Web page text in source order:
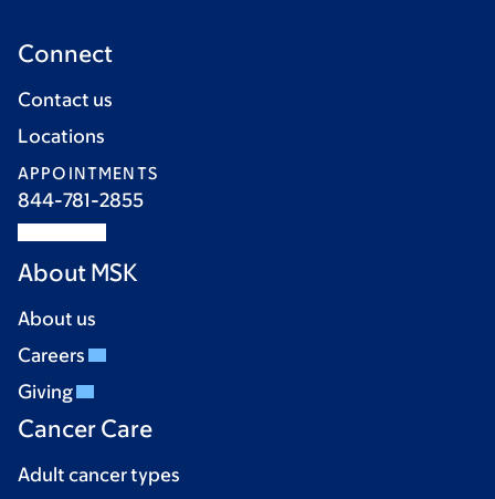
Connect
Contact us
Locations
APPOINTMENTS
844-781-2855
About MSK
About us
Careers
Giving
Cancer Care
Adult cancer types